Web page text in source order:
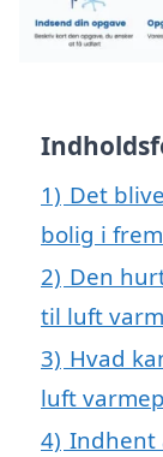
1) Det
bolig i
2) Den
til luft
3) Hvad
luft
4) Indhent